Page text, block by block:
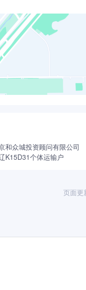
和众城投资顾问有限公司
K15D31个体运输户
页面更